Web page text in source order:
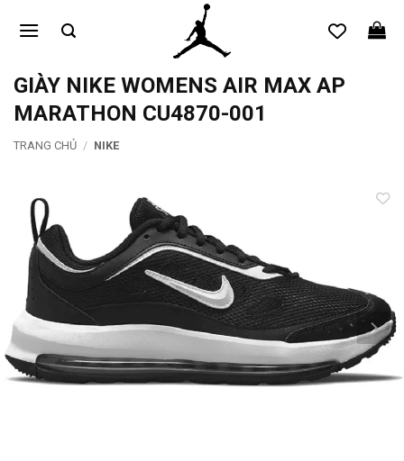
qua
dungGIÀY NIKE WOMENS AIR MAX AP
MARATHON CU4870-001
TRANG CHỦ / NIKE